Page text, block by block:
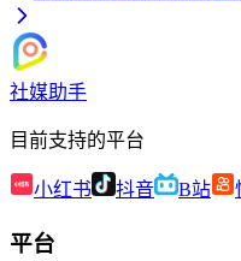
社媒助手
目前支持的平台
小红书 抖音 B站
平台